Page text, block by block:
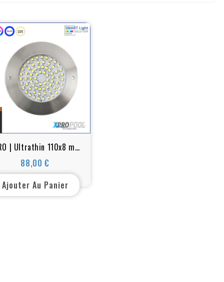
| Ultrathin 110x8 mm
LED Pool Light 10 watt |
- RGB+W | inox
88,00 €
Prix
Ajouter Au Panier